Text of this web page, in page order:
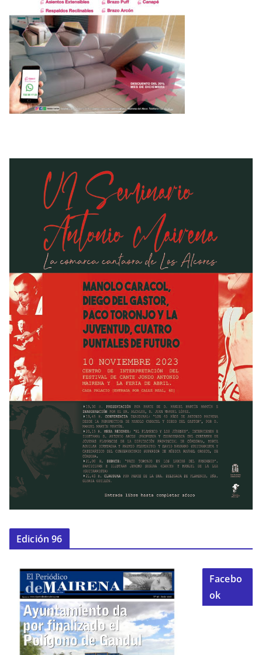
Edición 96
Facebo
ok